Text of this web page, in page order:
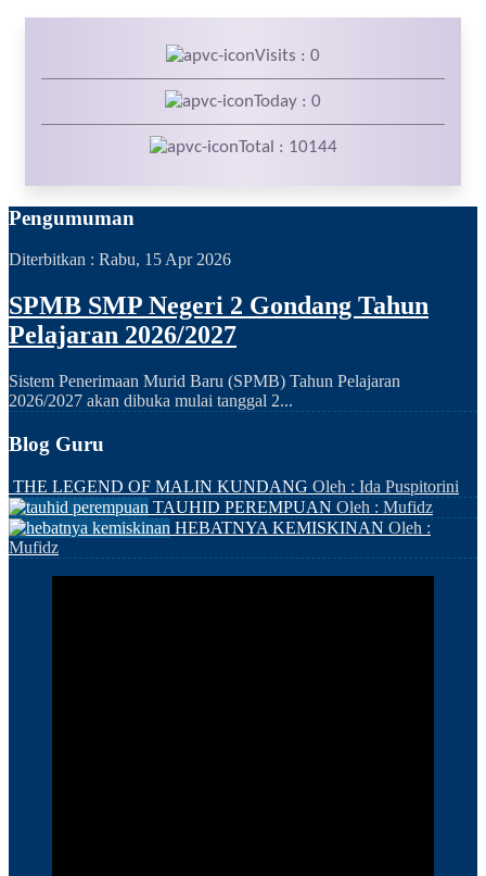
Visits : 0
Today : 0
Total : 10144
Pengumuman
Diterbitkan : Rabu, 15 Apr 2026
SPMB SMP Negeri 2 Gondang Tahun
Pelajaran 2026/2027
Sistem Penerimaan Murid Baru (SPMB) Tahun Pelajaran
2026/2027 akan dibuka mulai tanggal 2...
Blog Guru
THE LEGEND OF MALIN KUNDANG Oleh : Ida Puspitorini
TAUHID PEREMPUAN Oleh : Mufidz
HEBATNYA KEMISKINAN Oleh :
Mufidz